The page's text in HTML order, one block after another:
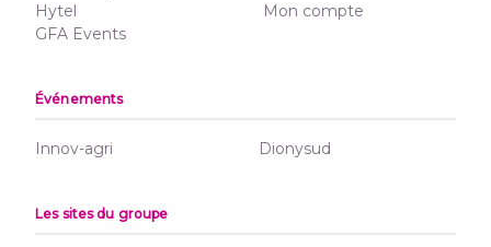
Hytel
GFA Events
Mon compte
Événements
Innov-agri Dionysud
Les sites du groupe